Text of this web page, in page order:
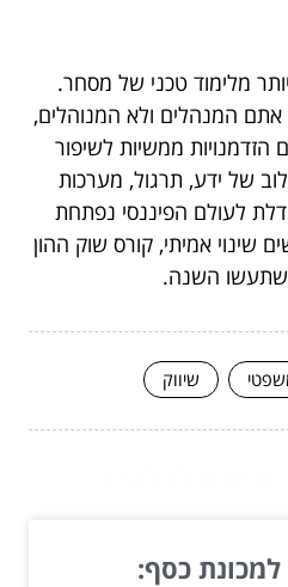
מלימוד טכני של מסחר.
המנהלים ולא המנוהלים,
הזדמנויות ממשיות לשיפור
של ידע, תרגול, מערכות
לעולם הפיננסי נפתחת
אמיתי, קורס שוק ההון
שתעשו השנה.
שיווק
כסף: